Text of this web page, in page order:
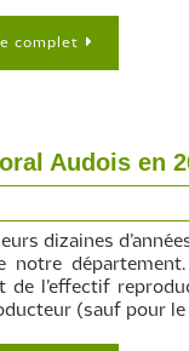
complet
Audois en
dizaines
notre
de l’effectif
(sauf pour le